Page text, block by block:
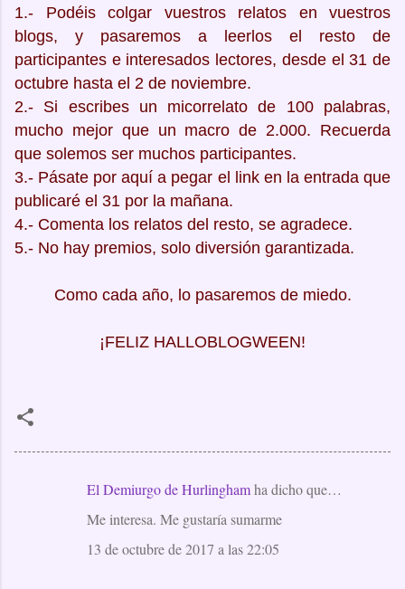
1.- Podéis colgar vuestros relatos en vuestros
blogs, y pasaremos a leerlos el resto de
participantes e interesados lectores, desde el 31 de
octubre hasta el 2 de noviembre.
2.- Si escribes un micorrelato de 100 palabras,
mucho mejor que un macro de 2.000. Recuerda
que solemos ser muchos participantes.
3.- Pásate por aquí a pegar el link en la entrada que
publicaré el 31 por la mañana.
4.- Comenta los relatos del resto, se agradece.
5.- No hay premios, solo diversión garantizada.
Como cada año, lo pasaremos de miedo.
¡FELIZ HALLOBLOGWEEN!
El Demiurgo de Hurlinghamha dicho que…
Me interesa. Me gustaría sumarme
13 de octubre de 2017 a las 22:05